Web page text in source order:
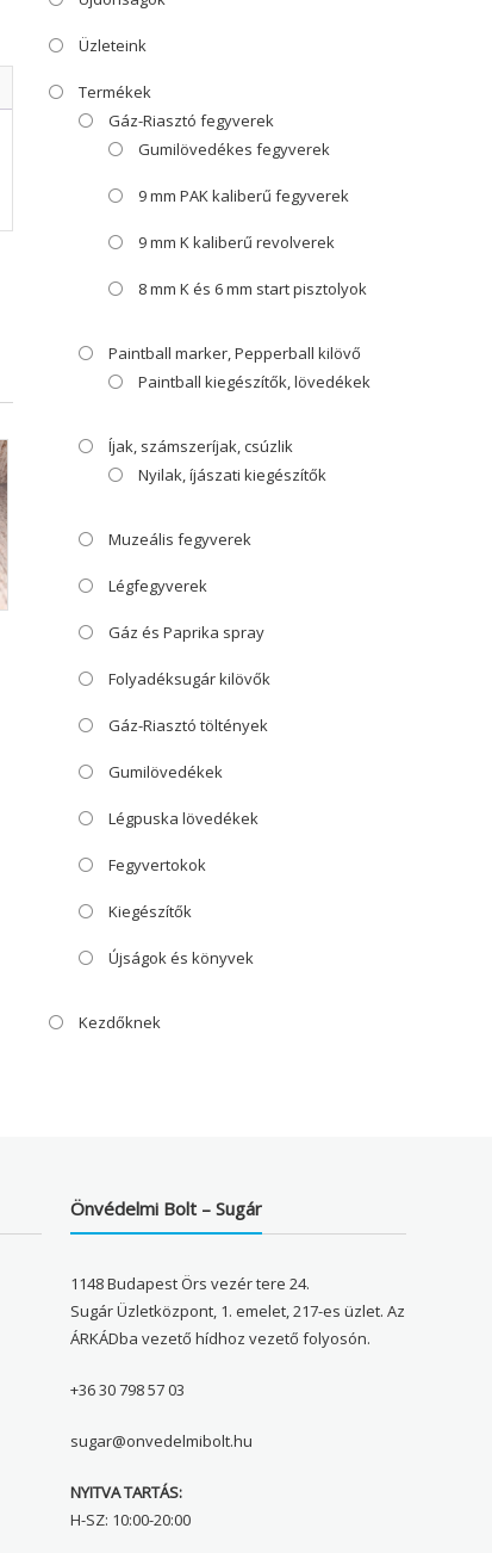
Üzleteink
Termékek
Gáz-Riasztó fegyverek
Gumilövedékes fegyverek
9 mm PAK kaliberű fegyverek
9 mm K kaliberű revolverek
8 mm K és 6 mm start pisztolyok
Paintball marker, Pepperball kilövő
Paintball kiegészítők, lövedékek
Íjak, számszeríjak, csúzlik
Nyilak, íjászati kiegészítők
Muzeális fegyverek
Légfegyverek
Gáz és Paprika spray
Folyadéksugár kilövők
Gáz-Riasztó töltények
Gumilövedékek
Légpuska lövedékek
Fegyvertokok
Kiegészítők
Újságok és könyvek
Kezdőknek
Önvédelmi Bolt – Sugár
1148 Budapest Örs vezér tere 24.
Sugár Üzletközpont, 1. emelet, 217-es üzlet. Az
ÁRKÁDba vezető hídhoz vezető folyosón.
+36 30 798 57 03
sugar@onvedelmibolt.hu
NYITVA TARTÁS:
H-SZ: 10:00-20:00